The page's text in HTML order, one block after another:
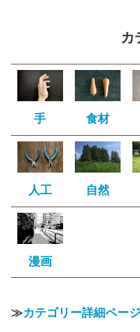
カ
手 食材
人工 自然
漫画
≫カテゴリー詳細ページ